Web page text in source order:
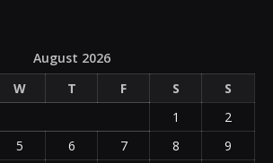
August 2026
W T F S
S
1
2
5 6 7 8
9